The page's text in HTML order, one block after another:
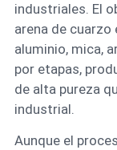
industriales. El
arena de cuarzo
aluminio, mica,
por etapas,
de alta pureza
industrial.
Aunque el